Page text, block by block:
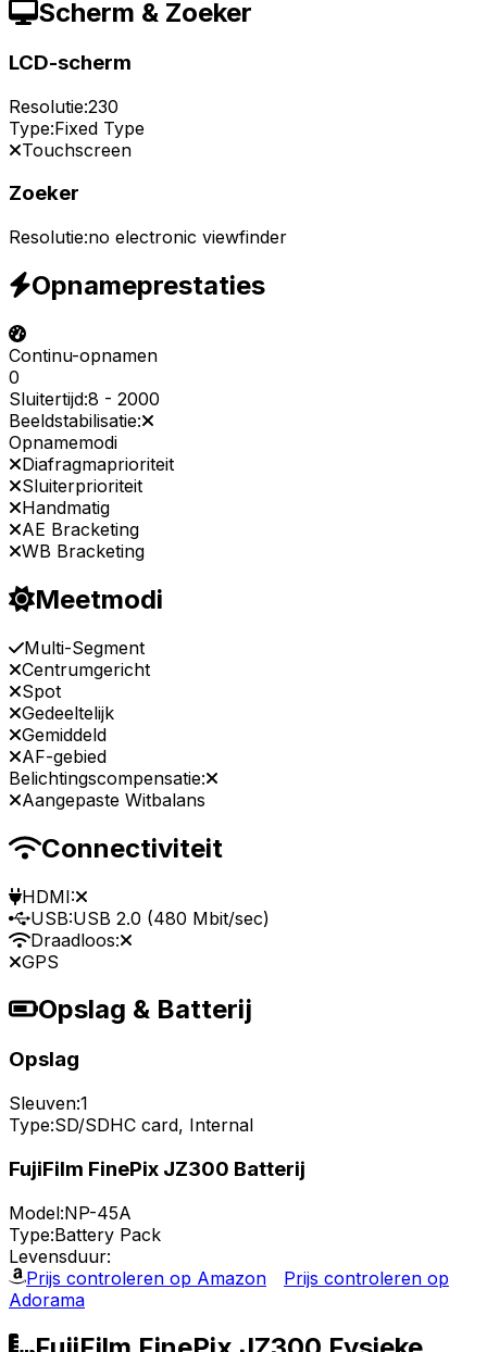
Scherm & Zoeker
LCD-scherm
Resolutie:230
Type:Fixed Type
Touchscreen
Zoeker
Resolutie:no electronic viewfinder
Opnameprestaties
Continu-opnamen
0
Sluitertijd:8 - 2000
Beeldstabilisatie:
Opnamemodi
Diafragmaprioriteit
Sluiterprioriteit
Handmatig
AE Bracketing
WB Bracketing
Meetmodi
Multi-Segment
Centrumgericht
Spot
Gedeeltelijk
Gemiddeld
AF-gebied
Belichtingscompensatie:
Aangepaste Witbalans
Connectiviteit
HDMI:
USB:USB 2.0 (480 Mbit/sec)
Draadloos:
GPS
Opslag & Batterij
Opslag
Sleuven:1
Type:SD/SDHC card, Internal
FujiFilm FinePix JZ300 Batterij
Model:NP-45A
Type:Battery Pack
Levensduur:
Prijs controleren op Amazon
Prijs controleren op
Adorama